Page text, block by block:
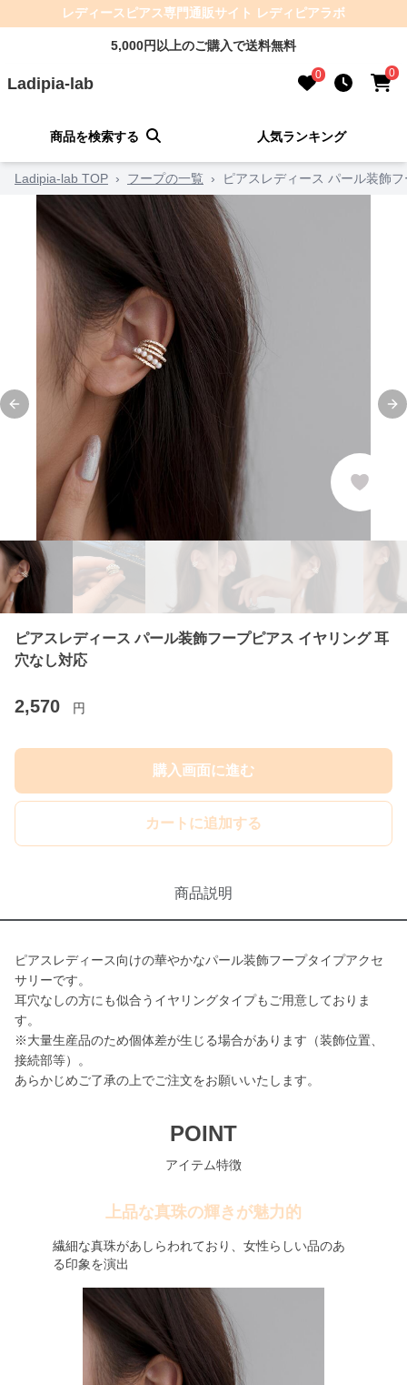
レディースピアス専門通販サイト レディピアラボ
5,000円以上のご購入で送料無料
Ladipia-lab 0 0
商品を検索する 人気ランキング
Ladipia-lab TOP › フープの一覧 › ピアスレディース パール装飾
Previous slide
ピアスレディース パール装飾フープピアス イヤリング 耳
穴なし対応
2,570 円
購入画面に進む
カートに追加する
商品説明
ピアスレディース向けの華やかなパール装飾フープタイプアクセ
サリーです。
耳穴なしの方にも似合うイヤリングタイプもご用意しておりま
す。
※大量生産品のため個体差が生じる場合があります（装飾位置、
接続部等）。
あらかじめご了承の上でご注文をお願いいたします。
POINT
アイテム特徴
上品な真珠の輝きが魅力的
繊細な真珠があしらわれており、女性らしい品のあ
る印象を演出